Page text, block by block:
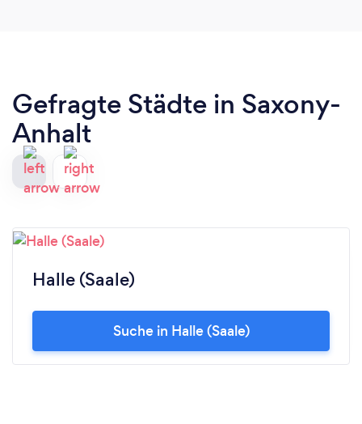
Gefragte Städte in Saxony-
Anhalt
Halle (Saale)
Suche in Halle (Saale)